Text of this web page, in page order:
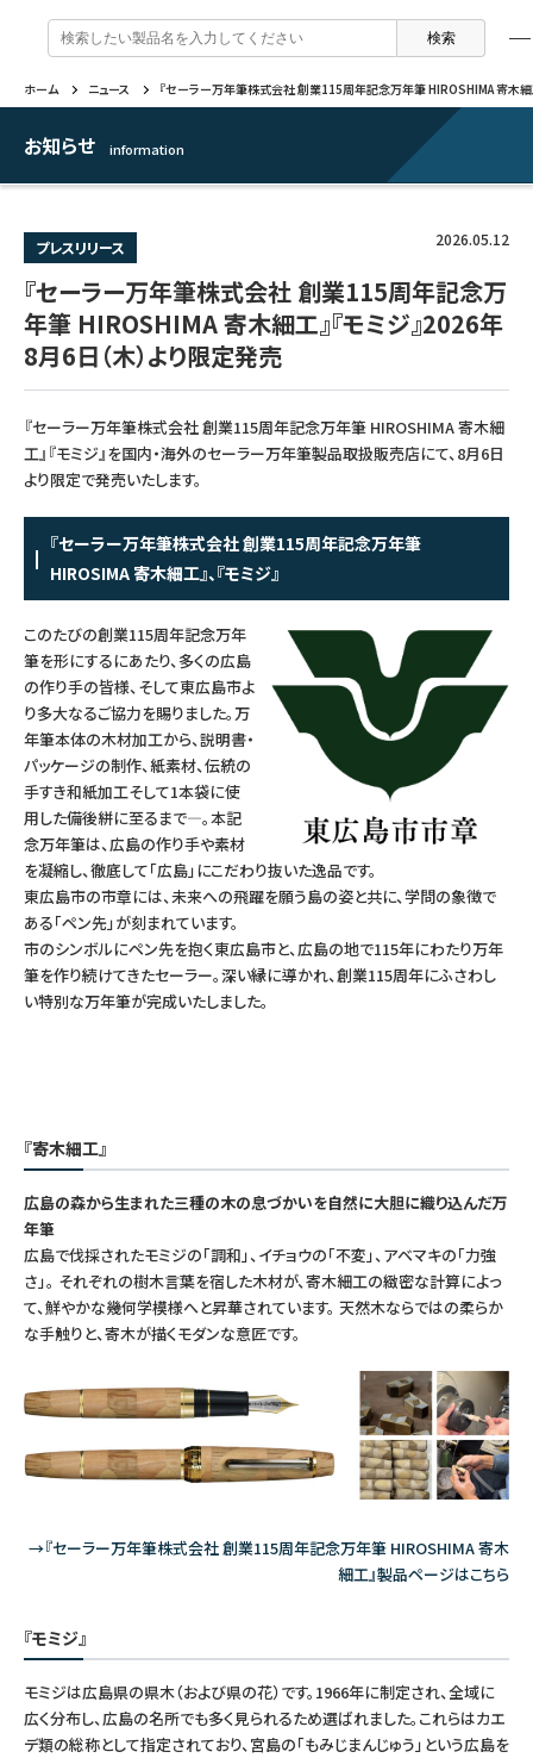
検
索
:
製品情報 戻る
ボールペン
シャープペンシル
複合筆記具
マーキングペン
つけペン・インク
その他文房具
シリーズ
製品情報
企業情報 戻る
採用情報
IR・CSR情報
企業情報
特集 戻る
動画コンテンツを見る
特集
よくあるご質問 戻る
芯の交換・補充方法について
よくあるご質問
ホーム ニュース 『セーラー万年筆株式会社 創業115周年記念万年筆 HIROSHIMA 寄木細
お知らせ information
プレスリリース 2026.05.12
『セーラー万年筆株式会社 創業115周年記念万
年筆 HIROSHIMA 寄木細工』『モミジ』2026年
8月6日（木）より限定発売
『セーラー万年筆株式会社 創業115周年記念万年筆 HIROSHIMA 寄木細
工』『モミジ』を国内・海外のセーラー万年筆製品取扱販売店にて、8月6日
より限定で発売いたします。
『セーラー万年筆株式会社 創業115周年記念万年筆
HIROSIMA 寄木細工』、『モミジ』
このたびの創業115周年記念万年
筆を形にするにあたり、多くの広島
の作り手の皆様、そして東広島市よ
り多大なるご協力を賜りました。万
年筆本体の木材加工から、説明書・
パッケージの制作、紙素材、伝統の
手すき和紙加工そして1本袋に使
用した備後絣に至るまで―。本記
念万年筆は、広島の作り手や素材
を凝縮し、徹底して「広島」にこだわり抜いた逸品です。
東広島市の市章には、未来への飛躍を願う島の姿と共に、学問の象徴で
ある「ペン先」が刻まれています。
市のシンボルにペン先を抱く東広島市と、広島の地で115年にわたり万年
筆を作り続けてきたセーラー。深い縁に導かれ、創業115周年にふさわし
い特別な万年筆が完成いたしました。
『寄木細工』
広島の森から生まれた三種の木の息づかいを自然に大胆に織り込んだ万
年筆
広島で伐採されたモミジの「調和」、イチョウの「不変」、アベマキの「力強
さ」。 それぞれの樹木言葉を宿した木材が、寄木細工の緻密な計算によっ
て、鮮やかな幾何学模様へと昇華されています。 天然木ならではの柔らか
な手触りと、寄木が描くモダンな意匠です。
→『セーラー万年筆株式会社 創業115周年記念万年筆 HIROSHIMA 寄木
細工』製品ページはこちら
『モミジ』
モミジは広島県の県木（および県の花）です。1966年に制定され、全域に
広く分布し、広島の名所でも多く見られるため選ばれました。これらはカエ
デ類の総称として指定されており、宮島の「もみじまんじゅう」という広島を